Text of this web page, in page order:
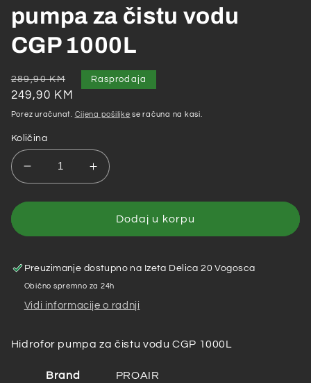
pumpa za čistu vodu
CGP 1000L
Redovna
cijena
289,90 KM
Akcijska
cijena
249,90 KM
Rasprodaja
Porez uračunat. Cijena pošiljke se računa na kasi.
Količina
Smanji
količinu
za
–
pumpa
za
vodu
1000L
Povećaj
količinu
za
Proair
–
pumpa
za
vodu
1000L
Dodaj u korpu
Preuzimanje dostupno na Izeta Delica 20 Vogosca
Obično spremno za 24h
Vidi informacije o radnji
Hidrofor pumpa za čistu vodu CGP 1000L
Brand
PROAIR